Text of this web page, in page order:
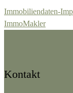
Immobiliendaten-
ImmoMakler
Kontakt